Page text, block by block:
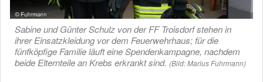
Sabine und Günter Schulz von der FF Troisdorf stehen in
ihrer Einsatzkleidung vor dem Feuerwehrhaus; für die
fünfköpfige Familie läuft eine Spendenkampagne, nachdem
beide Elternteile an Krebs erkrankt sind. (Bild: Marius Fuhrmann)